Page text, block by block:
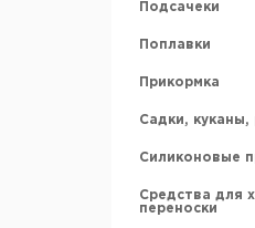
Подсачеки
Поплавки
Прикормка
Садки, куканы,
Силиконовые
Средства для
переноски